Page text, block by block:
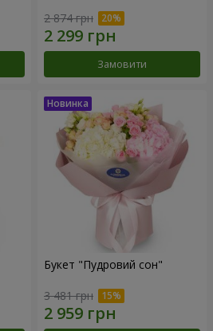
2 874 грн
Замовити
Букет "Пудровий сон"
3 481 грн